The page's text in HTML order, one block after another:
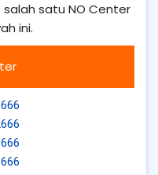
salah satu NO Center
ini.